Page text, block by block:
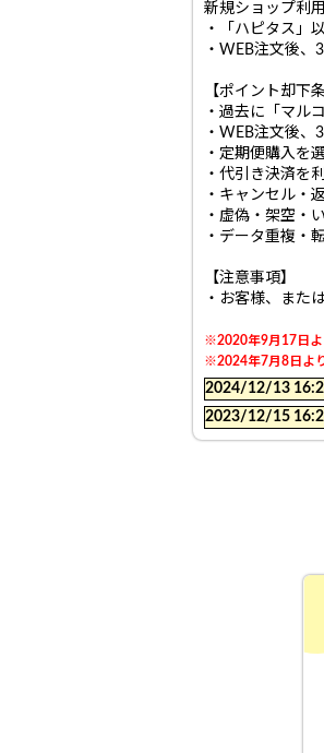
新規ショップ利
・「ハピタス」
・WEB注文後、
【ポイント却下
・過去に「マル
・WEB注文後、
・定期便購入を
・代引き決済を
・キャンセル・
・虚偽・架空・
・データ重複・
【注意事項】
・お客様、また
※2020年9月17日よ
※2024年7月8日よ
2024/12/13
2023/12/15